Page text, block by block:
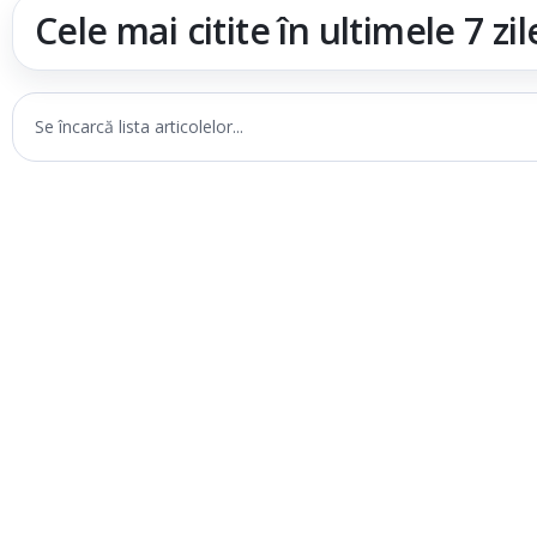
Cele mai citite în ultimele 7
Se încarcă lista articolelor...